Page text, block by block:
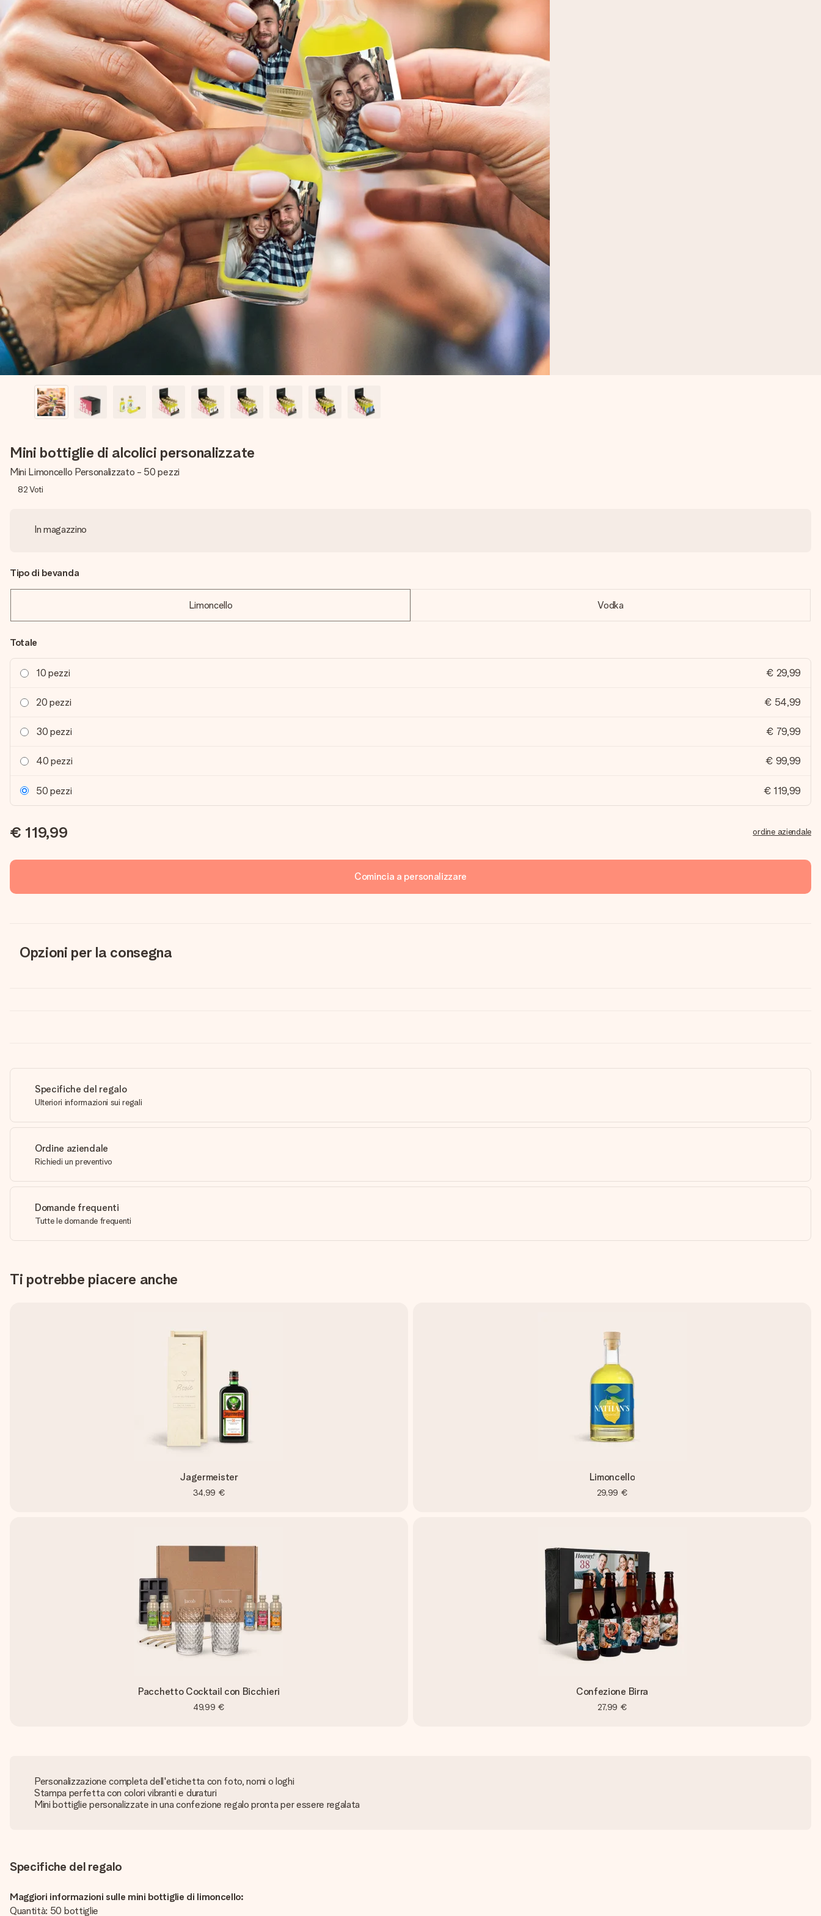
Mini bottiglie di alcolici personalizzate
Mini Limoncello Personalizzato - 50 pezzi
82Voti
In magazzino
Tipo di bevanda
Limoncello Vodka
Totale
10 pezzi € 29,99
20 pezzi € 54,99
30 pezzi € 79,99
40 pezzi € 99,99
50 pezzi € 119,99
€ 119,99 ordine aziendale
Comincia a personalizzare
Opzioni per la consegna
Specifiche del regalo
Ulteriori informazioni sui regali
Ordine aziendale
Richiedi un preventivo
Domande frequenti
Tutte le domande frequenti
Ti potrebbe piacere anche
Jagermeister
34,99 €
Limoncello
29,99 €
Pacchetto Cocktail con Bicchieri
49,99 €
Confezione Birra
27,99 €
Personalizzazione completa dell'etichetta con foto, nomi o loghi
Stampa perfetta con colori vibranti e duraturi
Mini bottiglie personalizzate in una confezione regalo pronta per essere regalata
Specifiche del regalo
Maggiori informazioni sulle mini bottiglie di limoncello:
Quantità: 50 bottiglie